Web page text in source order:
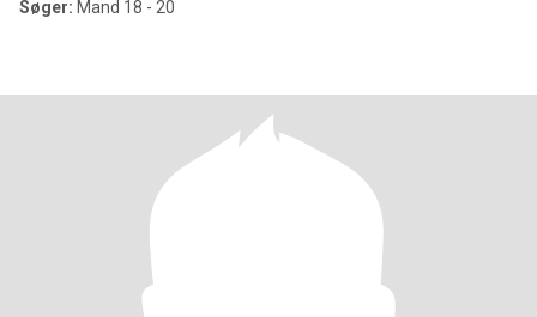
Søger: Mand 18 - 20